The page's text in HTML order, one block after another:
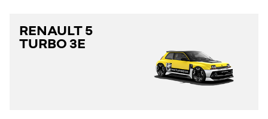
RENAULT 5
TURBO 3E